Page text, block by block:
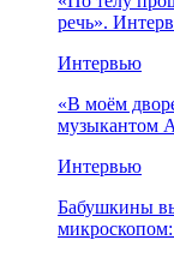
речь».
Интервью
«В моём
музыкантом
Интервью
Бабушкины